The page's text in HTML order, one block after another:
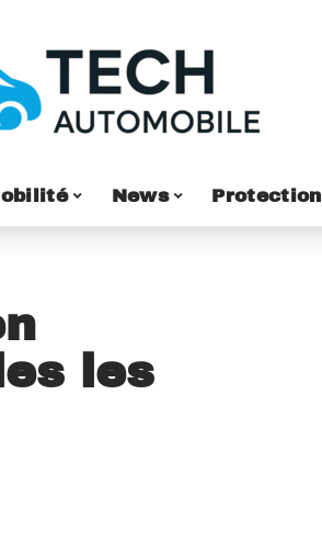
News Protection
les